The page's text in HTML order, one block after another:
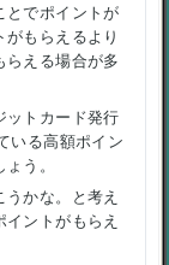
とでポイントが
もらえるより
らえる場合が多
ットカード発行
いる高額ポイン
う。
かな。と考え
ントがもらえ